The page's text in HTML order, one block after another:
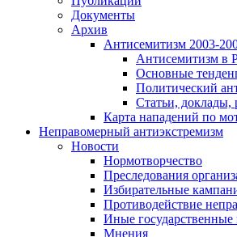
Документы
Архив
Антисемитизм 2003-
Антисемитизм в
Основные
Политический
Статьи, доклады,
Карта нападений по
Неправомерный антиэкстремизм
Новости
Нормотворчество
Преследования
Избирательные
Противодействие
Иные
Мнения